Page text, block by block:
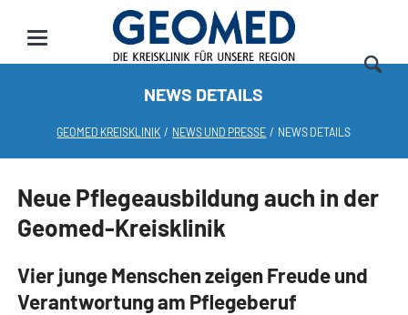
NEWS DETAILS
GEOMED KREISKLINIK NEWS UND PRESSE NEWS DETAILS
Neue Pflegeausbildung auch in der
Geomed-Kreisklinik
Vier junge Menschen zeigen Freude und
Verantwortung am Pflegeberuf